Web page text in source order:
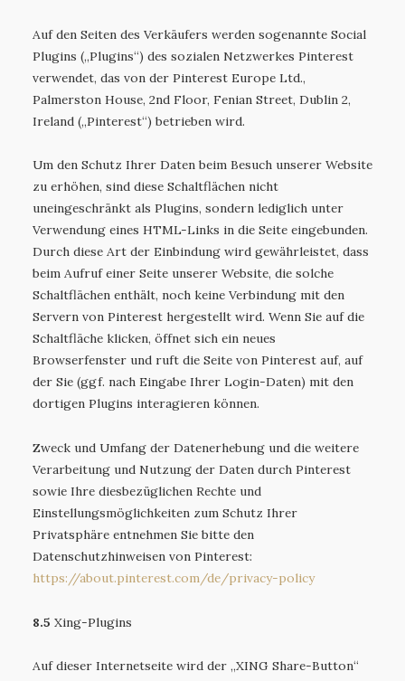
Auf den Seiten des Verkäufers werden sogenannte Social
Plugins („Plugins“) des sozialen Netzwerkes Pinterest
verwendet, das von der Pinterest Europe Ltd.,
Palmerston House, 2nd Floor, Fenian Street, Dublin 2,
Ireland („Pinterest“) betrieben wird.
Um den Schutz Ihrer Daten beim Besuch unserer Website
zu erhöhen, sind diese Schaltflächen nicht
uneingeschränkt als Plugins, sondern lediglich unter
Verwendung eines HTML-Links in die Seite eingebunden.
Durch diese Art der Einbindung wird gewährleistet, dass
beim Aufruf einer Seite unserer Website, die solche
Schaltflächen enthält, noch keine Verbindung mit den
Servern von Pinterest hergestellt wird. Wenn Sie auf die
Schaltfläche klicken, öffnet sich ein neues
Browserfenster und ruft die Seite von Pinterest auf, auf
der Sie (ggf. nach Eingabe Ihrer Login-Daten) mit den
dortigen Plugins interagieren können.
Zweck und Umfang der Datenerhebung und die weitere
Verarbeitung und Nutzung der Daten durch Pinterest
sowie Ihre diesbezüglichen Rechte und
Einstellungsmöglichkeiten zum Schutz Ihrer
Privatsphäre entnehmen Sie bitte den
Datenschutzhinweisen von Pinterest:
https://about.pinterest.com/de/privacy-policy
8.5 Xing-Plugins
Auf dieser Internetseite wird der „XING Share-Button“